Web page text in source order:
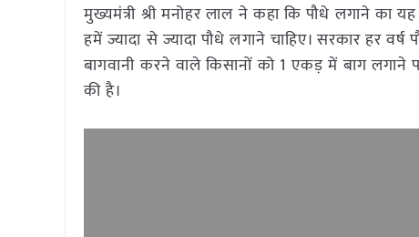
मुख्यमंत्री श्री मनोहर लाल ने कहा कि पौधे लगाने
हमें ज्यादा से ज्यादा पौधे लगाने चाहिए। सरकार हर
बागवानी करने वाले किसानों को 1 एकड़ में बाग
की है।